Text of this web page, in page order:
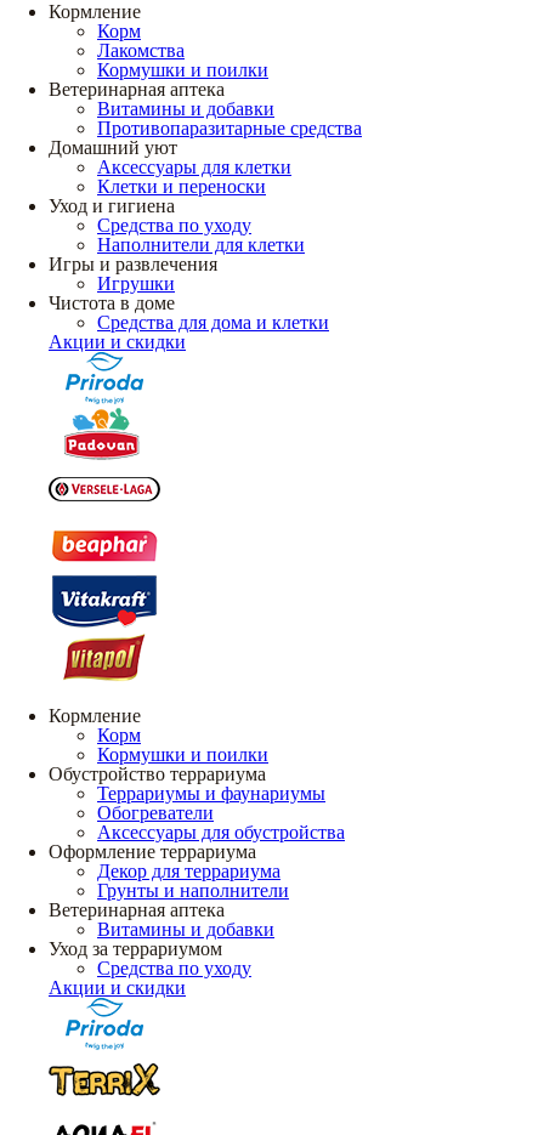
Кормление
Корм
Лакомства
Кормушки и поилки
Ветеринарная аптека
Витамины и добавки
Противопаразитарные средства
Домашний уют
Аксессуары для клетки
Клетки и переноски
Уход и гигиена
Средства по уходу
Наполнители для клетки
Игры и развлечения
Игрушки
Чистота в доме
Средства для дома и клетки
Акции и скидки
Кормление
Корм
Кормушки и поилки
Обустройство террариума
Террариумы и фаунариумы
Обогреватели
Аксессуары для обустройства
Оформление террариума
Декор для террариума
Грунты и наполнители
Ветеринарная аптека
Витамины и добавки
Уход за террариумом
Средства по уходу
Акции и скидки